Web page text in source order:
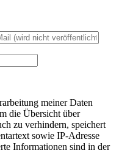
meiner Daten
die Übersicht über
zu verhindern, speichert
sowie IP-Adresse
Informationen sind in der